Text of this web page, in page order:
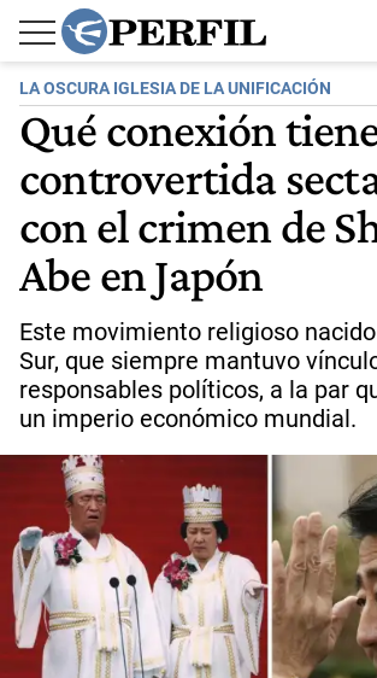
LA OSCURA IGLESIA DE LA UNIFICACIÓN
Qué conexión
controvertida
con el crimen de
Abe en Japón
Este movimiento religioso nacido
Sur, que siempre mantuvo
responsables políticos, a la par
un imperio económico mundial.